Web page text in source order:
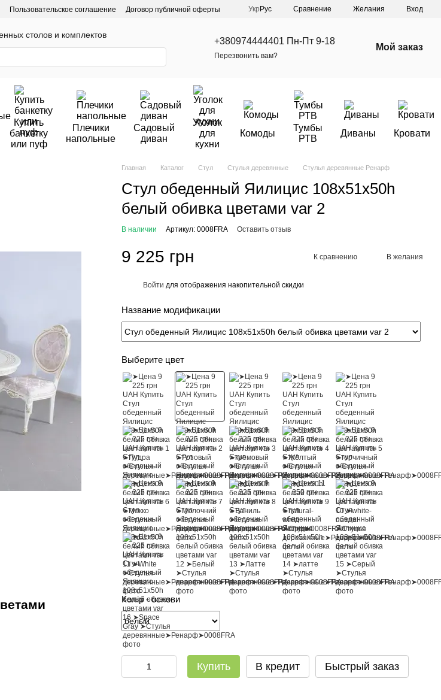
Пользовательское соглашение
Договор публичной оферты
Укр Рус Сравнение Желания Вход
столов и комплектов
+380974444401 Пн-Пт 9-18
Перезвонить вам?
Мой заказ
Купить
банкетку
или пуф
Плечики
напольные
Садовый
диван
Уголок
для
кухни
Комоды
Тумбы
РТВ
Диваны Кровати
Главная Каталог Стул Стулья деревянные Стулья деревянные Ренарф
Стул обеденный Яилицис 108х51х50h
белый обивка цветами var 2
В наличии Артикул: 0008FRA Оставить отзыв
9 225 грн К сравнению В желания
Войти для отображения накопительной скидки
Название модификации
Выберите цвет
Колір - основи
Купить В кредит Быстрый заказ